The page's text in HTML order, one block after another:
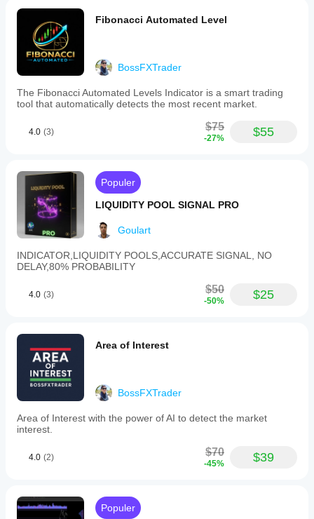
Fibonacci Automated Level
BossFXTrader
The Fibonacci Automated Levels Indicator is a smart trading
tool that automatically detects the most recent market.
4.0 (3) $75
-27% $55
Populer
LIQUIDITY POOL SIGNAL PRO
Goulart
INDICATOR,LIQUIDITY POOLS,ACCURATE SIGNAL, NO
DELAY,80% PROBABILITY
4.0 (3) $50
-50% $25
Area of Interest
BossFXTrader
Area of Interest with the power of AI to detect the market
interest.
4.0 (2) $70
-45% $39
Populer